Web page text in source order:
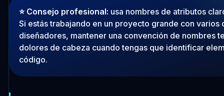
⭐️ Consejo profesional: usa nombres de atributos
Si estás trabajando en un proyecto grande con varios
diseñadores, mantener una convención de nombres
dolores de cabeza cuando tengas que identificar
código.